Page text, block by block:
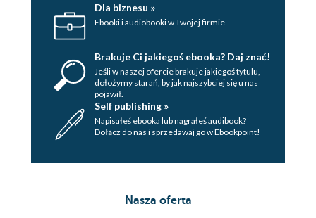
48.
50.
52.
Dla biznesu »
Ebooki i audiobooki w Twojej firmie.
Brakuje Ci jakiegoś ebooka? Daj znać!
Jeśli w naszej ofercie brakuje jakiegoś tytulu,
dołożymy starań, by jak najszybciej się u nas
pojawił.
Self publishing »
Napisałeś ebooka lub nagrałeś audibook?
Dołącz do nas i sprzedawaj go w Ebookpoint!
Nasza oferta